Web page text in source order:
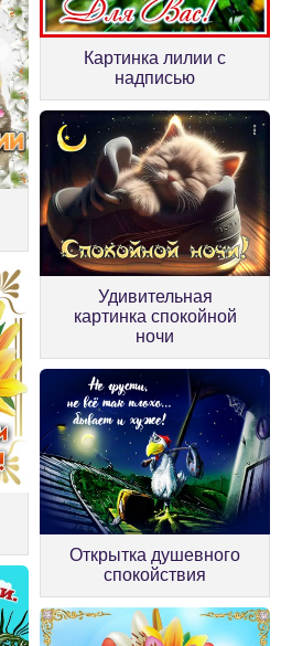
Картинка лилии с
надписью
Удивительная
картинка спокойной
ночи
Открытка душевного
спокойствия